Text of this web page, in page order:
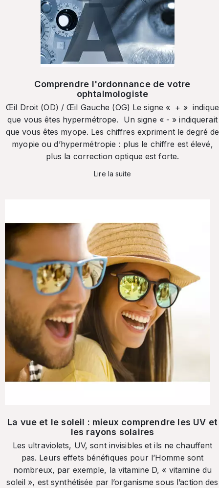
Comprendre l'ordonnance de votre
ophtalmologiste
Œil Droit (OD) / Œil Gauche (OG) Le signe « + » indique
que vous êtes hypermétrope. Un signe « - » indiquerait
que vous êtes myope. Les chiffres expriment le degré de
myopie ou d’hypermétropie : plus le chiffre est élevé,
plus la correction optique est forte.
Lire la suite
La vue et le soleil : mieux comprendre les UV et
les rayons solaires
Les ultraviolets, UV, sont invisibles et ils ne chauffent
pas. Leurs effets bénéfiques pour l’Homme sont
nombreux, par exemple, la vitamine D, « vitamine du
soleil », est synthétisée par l’organisme sous l’action des